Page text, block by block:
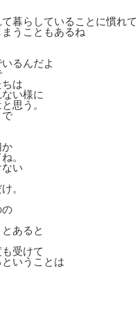
暮らしていることに慣れ
うこともあるね
るんだよ
は
い様に
思う。
で
か
。
い
。
の
あると
受けて
いうことは